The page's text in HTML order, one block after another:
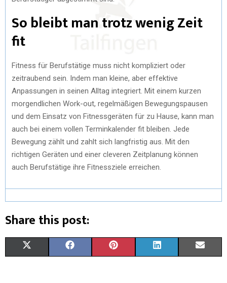
So bleibt man trotz wenig Zeit
fit
Fitness für Berufstätige muss nicht kompliziert oder
zeitraubend sein. Indem man kleine, aber effektive
Anpassungen in seinen Alltag integriert. Mit einem kurzen
morgendlichen Work-out, regelmäßigen Bewegungspausen
und dem Einsatz von Fitnessgeräten für zu Hause, kann man
auch bei einem vollen Terminkalender fit bleiben. Jede
Bewegung zählt und zahlt sich langfristig aus. Mit den
richtigen Geräten und einer cleveren Zeitplanung können
auch Berufstätige ihre Fitnessziele erreichen.
Share this post: